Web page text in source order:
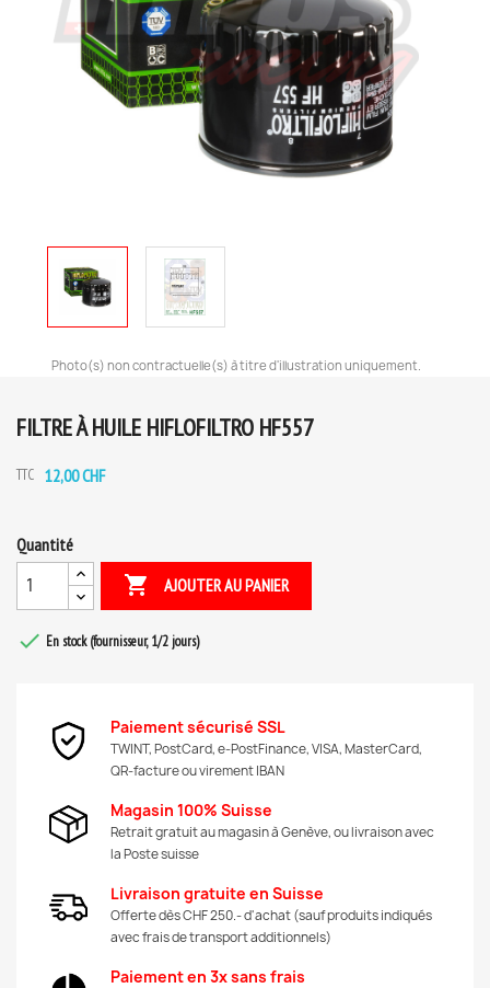
Photo(s) non contractuelle(s) à titre d'illustration uniquement.
FILTRE À HUILE HIFLOFILTRO HF557
12,00 CHF
TTC
Quantité
 AJOUTER AU PANIER
 En stock (fournisseur, 1/2 jours)
Paiement sécurisé SSL
TWINT, PostCard, e-PostFinance, VISA, MasterCard,
QR-facture ou virement IBAN
Magasin 100% Suisse
Retrait gratuit au magasin à Genève, ou livraison avec
la Poste suisse
Livraison gratuite en Suisse
Offerte dès CHF 250.- d'achat (sauf produits indiqués
avec frais de transport additionnels)
Paiement en 3x sans frais